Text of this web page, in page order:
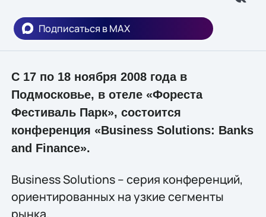
Подписаться в MAX
С 17 по 18 ноября 2008 года в
Подмосковье, в отеле «Фореста
Фестиваль Парк», состоится
конференция «Business Solutions: Banks
and Finance».
Business Solutions – серия конференций,
ориентированных на узкие сегменты
рынка.